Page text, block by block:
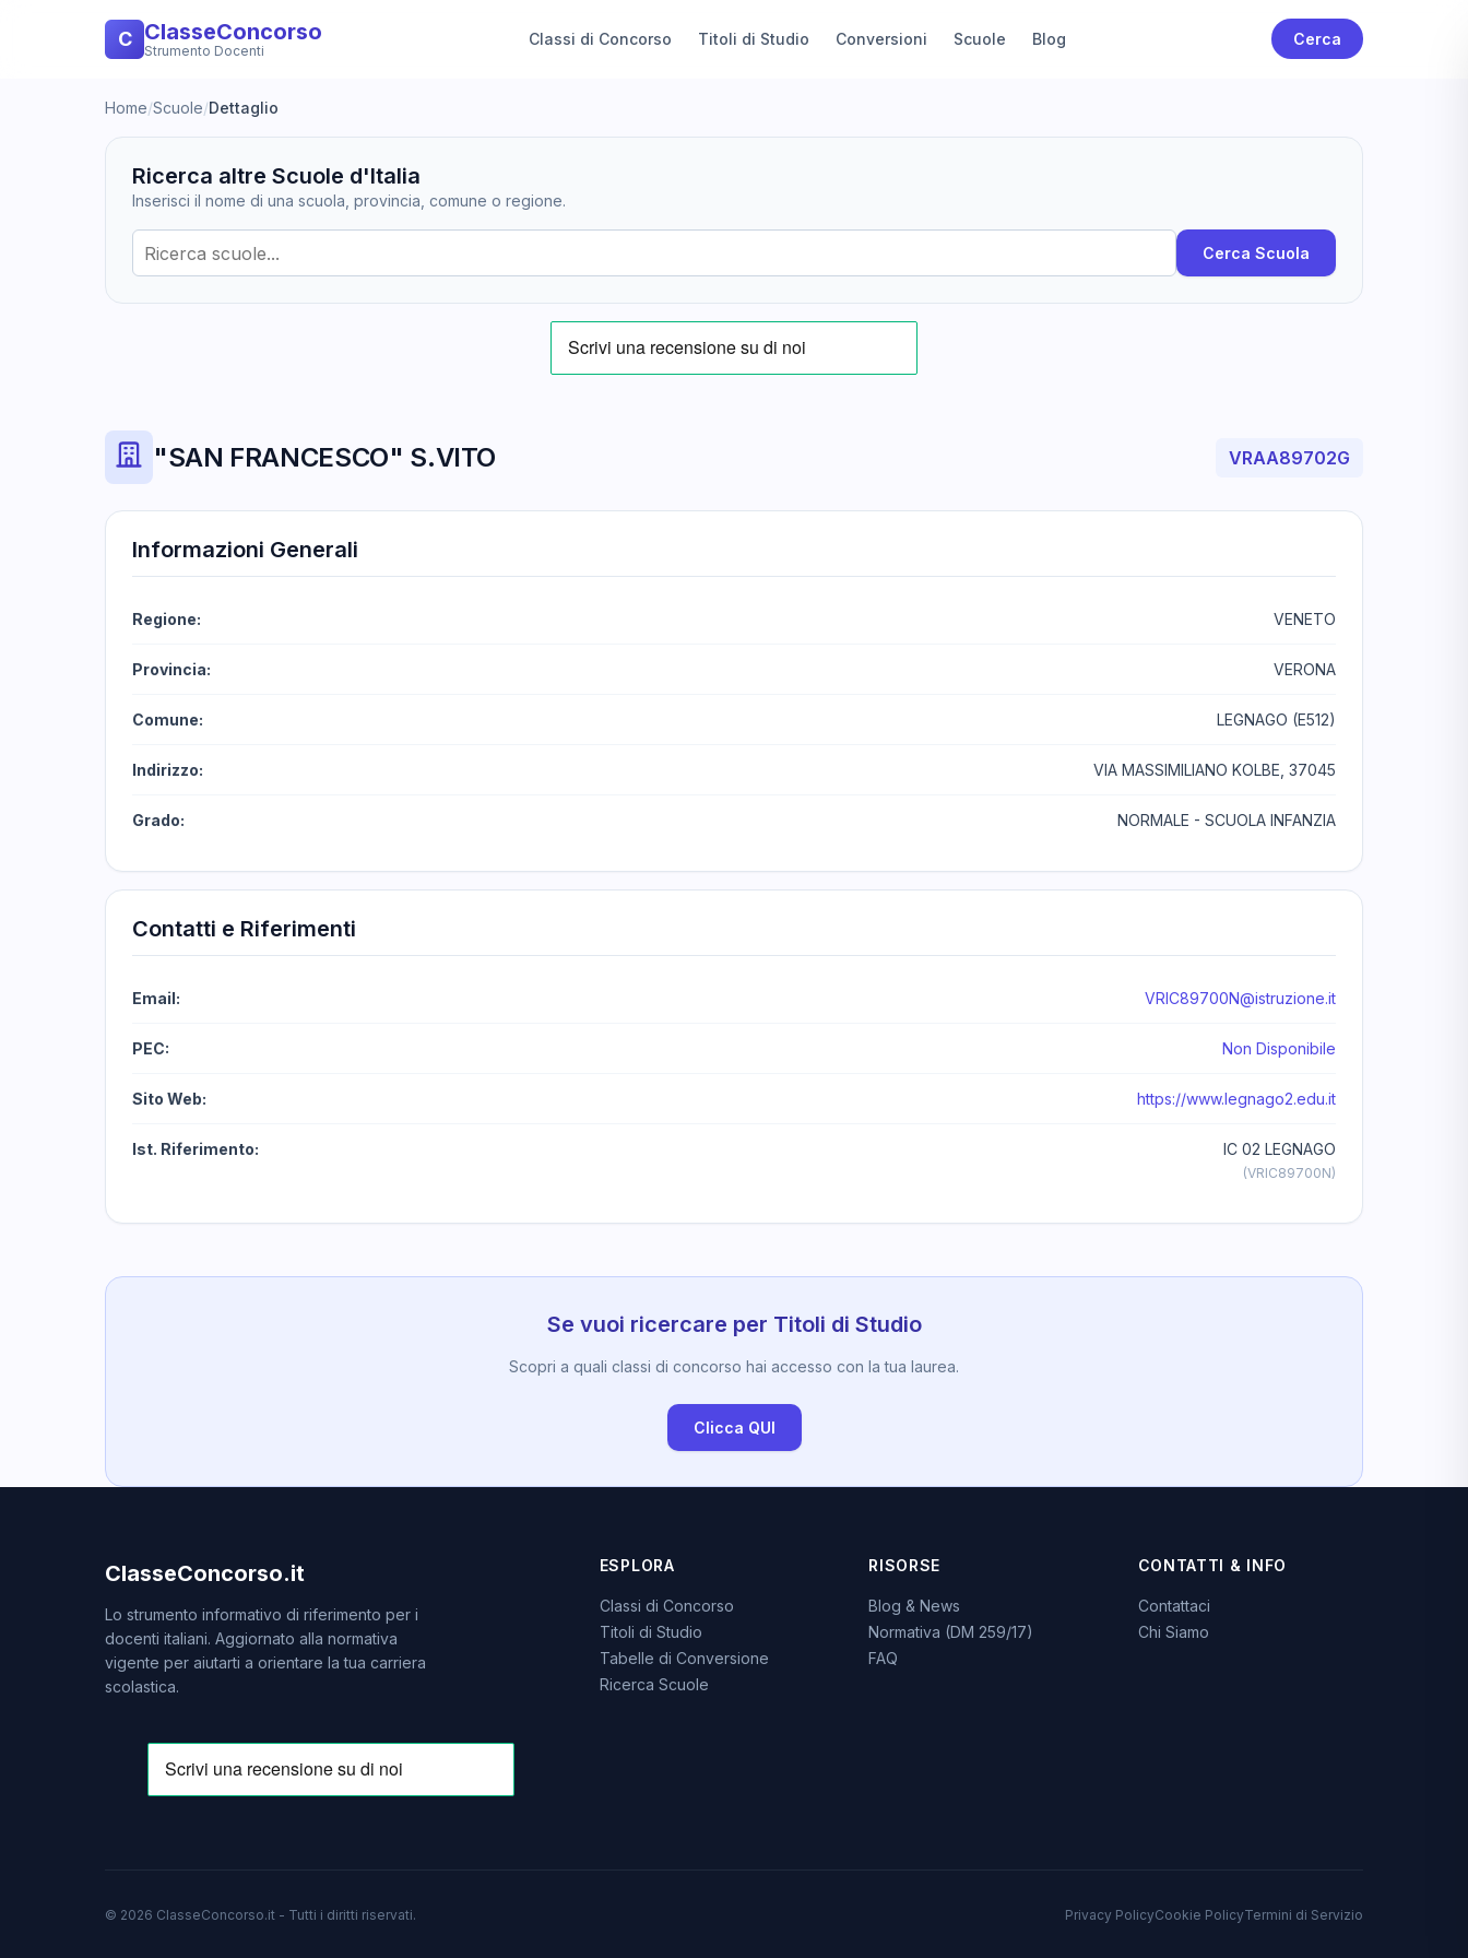
C ClasseConcorso
Strumento Docenti
Classi di Concorso Titoli di Studio Conversioni Scuole Blog Cerca
Home/Scuole/Dettaglio
Ricerca altre Scuole d'Italia
Inserisci il nome di una scuola, provincia, comune o regione.
Cerca Scuola
"SAN FRANCESCO" S.VITO VRAA89702G
Informazioni Generali
Regione: VENETO
Provincia: VERONA
Comune: LEGNAGO (E512)
Indirizzo: VIA MASSIMILIANO KOLBE, 37045
Grado: NORMALE - SCUOLA INFANZIA
Contatti e Riferimenti
Email: VRIC89700N@istruzione.it
PEC: Non Disponibile
Sito Web: https://www.legnago2.edu.it
Ist. Riferimento: IC 02 LEGNAGO
(VRIC89700N)
Se vuoi ricercare per Titoli di Studio
Scopri a quali classi di concorso hai accesso con la tua laurea.
Clicca QUI
ClasseConcorso.it
Lo strumento informativo di riferimento per i
docenti italiani. Aggiornato alla normativa
vigente per aiutarti a orientare la tua carriera
scolastica.
ESPLORA
Classi di Concorso
Titoli di Studio
Tabelle di Conversione
Ricerca Scuole
RISORSE
Blog & News
Normativa (DM 259/17)
FAQ
CONTATTI & INFO
Contattaci
Chi Siamo
© 2026 ClasseConcorso.it - Tutti i diritti riservati. Privacy PolicyCookie PolicyTermini di Servizio